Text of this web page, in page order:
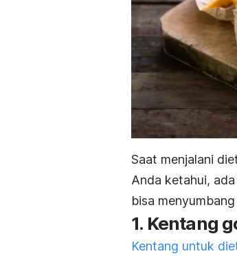
Saat menjalani
Anda ketahui,
bisa
1. Kentang
Kentang untuk